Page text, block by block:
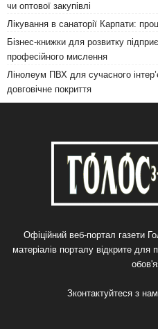
чи оптової закупівлі
Лікування в санаторії Карпати:
Бізнес-книжки для розвитку
професійного мислення
Лінолеум ПВХ для сучасного
довговічне покриття
Офіційний веб-портал газети
матеріалів порталу відкрите
Зконтактуйтеся з